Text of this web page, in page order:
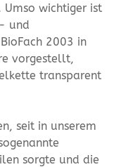
Umso wichtiger ist
und
2003 in
vorgestellt,
transparent
seit in unserem
sorgte und die